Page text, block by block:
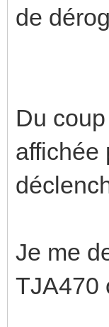
de
Du
affichée
Je me
TJA470